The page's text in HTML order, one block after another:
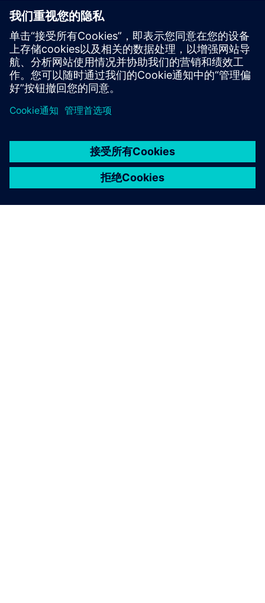
阅读
小册子| Innovator3D IC 解决方案套件
电子书系列| 您的成功异构集成指南